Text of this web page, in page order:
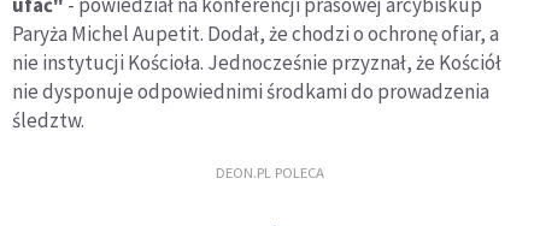
Paryża Michel Aupetit. Dodał, że chodzi o ochronę ofiar, a
nie instytucji Kościoła. Jednocześnie przyznał, że Kościół
nie dysponuje odpowiednimi środkami do prowadzenia
śledztw.
DEON.PL POLECA